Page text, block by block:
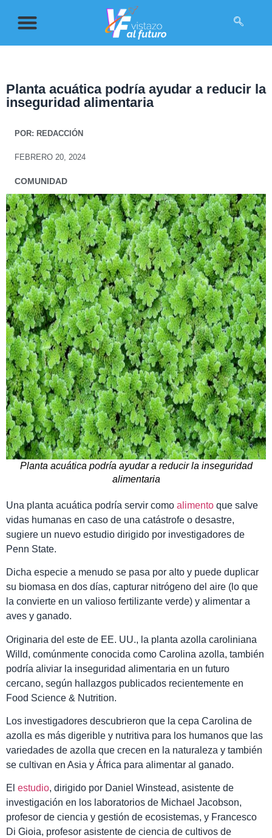
Planta acuática podría ayudar a reducir la
inseguridad alimentaria
POR: REDACCIÓN
FEBRERO 20, 2024
COMUNIDAD
Planta acuática podría ayudar a reducir la inseguridad
alimentaria
Una planta acuática podría servir como alimento que salve
vidas humanas en caso de una catástrofe o desastre,
sugiere un nuevo estudio dirigido por investigadores de
Penn State.
Dicha especie a menudo se pasa por alto y puede duplicar
su biomasa en dos días, capturar nitrógeno del aire (lo que
la convierte en un valioso fertilizante verde) y alimentar a
aves y ganado.
Originaria del este de EE. UU., la planta azolla caroliniana
Willd, comúnmente conocida como Carolina azolla, también
podría aliviar la inseguridad alimentaria en un futuro
cercano, según hallazgos publicados recientemente en
Food Science & Nutrition.
Los investigadores descubrieron que la cepa Carolina de
azolla es más digerible y nutritiva para los humanos que las
variedades de azolla que crecen en la naturaleza y también
se cultivan en Asia y África para alimentar al ganado.
El estudio, dirigido por Daniel Winstead, asistente de
investigación en los laboratorios de Michael Jacobson,
profesor de ciencia y gestión de ecosistemas, y Francesco
Di Gioia, profesor asistente de ciencia de cultivos de